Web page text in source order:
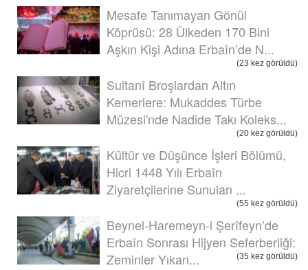
Mesafe Tanımayan Gönül
Köprüsü: 28 Ülkeden 170 Bini
Aşkın Kişi Adına Erbaîn’de N...
(23 kez görüldü)
Sultanî Broşlardan Altın
Kemerlere: Mukaddes Türbe
Müzesi'nde Nadide Takı Koleks...
(20 kez görüldü)
Kültür ve Düşünce İşleri Bölümü,
Hicri 1448 Yılı Erbaîn
Ziyaretçilerine Sunulan ...
(55 kez görüldü)
Beynel-Haremeyn-i Şerîfeyn’de
Erbaîn Sonrası Hijyen Seferberliği:
Zeminler Yıkan...
(35 kez görüldü)